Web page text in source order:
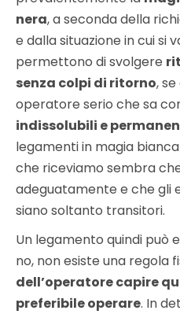
nera, a seconda della
e dalla situazione in cui si
permettono di svolgere
senza colpi di ritorno,
operatore serio che sa
indissolubili e
legamenti in magia
che riceviamo sembra
adeguatamente e che gli
siano soltanto transitori.
Un legamento quindi può
no, non esiste una regola
dell’operatore capire
preferibile operare. In